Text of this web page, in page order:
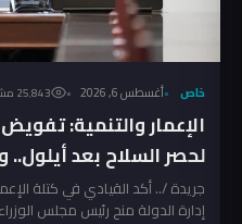
خاص أغسطس 6, 2026 25٬843 مشاهدة
الإعمار والتنمية:
لحصر السلاح بعد
المخالفين!
جريدة /.. أكد القيادي في كتلة
إدارة الدولة منح رئيس مجلس